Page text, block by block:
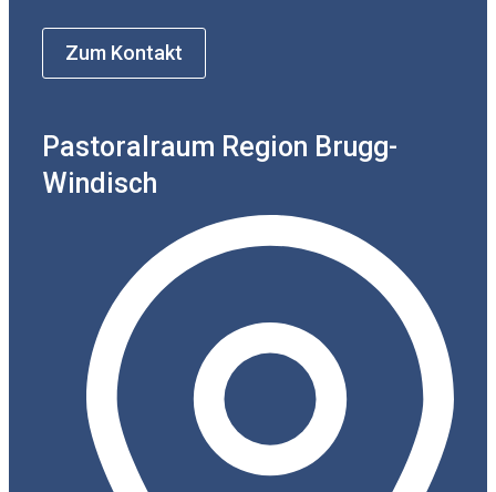
Zum Kontakt
Pastoralraum Region Brugg-
Windisch